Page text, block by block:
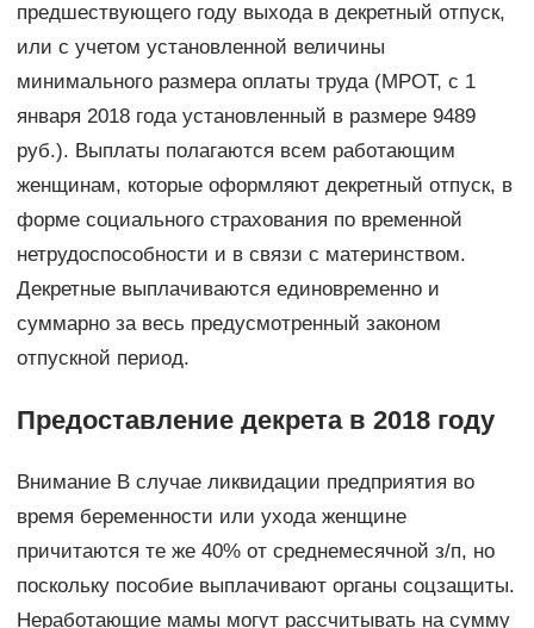
предшествующего году выхода в декретный отпуск,
или с учетом установленной величины
минимального размера оплаты труда (МРОТ, с 1
января 2018 года установленный в размере 9489
руб.). Выплаты полагаются всем работающим
женщинам, которые оформляют декретный отпуск, в
форме социального страхования по временной
нетрудоспособности и в связи с материнством.
Декретные выплачиваются единовременно и
суммарно за весь предусмотренный законом
отпускной период.
Предоставление декрета в 2018 году
Внимание В случае ликвидации предприятия во
время беременности или ухода женщине
причитаются те же 40% от среднемесячной з/п, но
поскольку пособие выплачивают органы соцзащиты.
Неработающие мамы могут рассчитывать на сумму